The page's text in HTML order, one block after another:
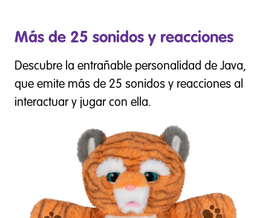
Más de 25 sonidos y reacciones
Descubre la entrañable personalidad de Java,
que emite más de 25 sonidos y reacciones al
interactuar y jugar con ella.